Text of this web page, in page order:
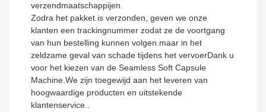
verzendmaatschappijen.
Zodra het pakket is verzonden, geven we onze
klanten een trackingnummer zodat ze de voortgang
van hun bestelling kunnen volgen.maar in het
zeldzame geval van schade tijdens het vervoerDank u
voor het kiezen van de Seamless Soft Capsule
Machine.We zijn toegewijd aan het leveren van
hoogwaardige producten en uitstekende
klantenservice..